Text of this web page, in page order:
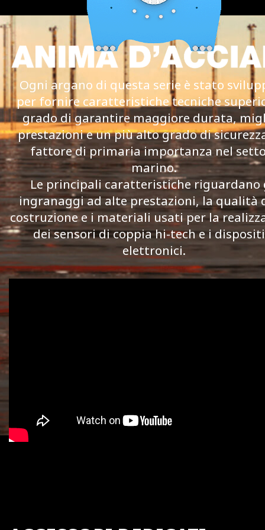
Ogni argano di questa serie è stato
per fornire caratteristiche tecniche
grado di garantire maggiore durata,
prestazioni e un più alto grado di
fattore di primaria importanza nel
marino.
Le principali caratteristiche riguardano
ingranaggi ad alte prestazioni, la qualità
costruzione e i materiali usati per la
dei sensori di coppia hi-tech e i
elettronici.